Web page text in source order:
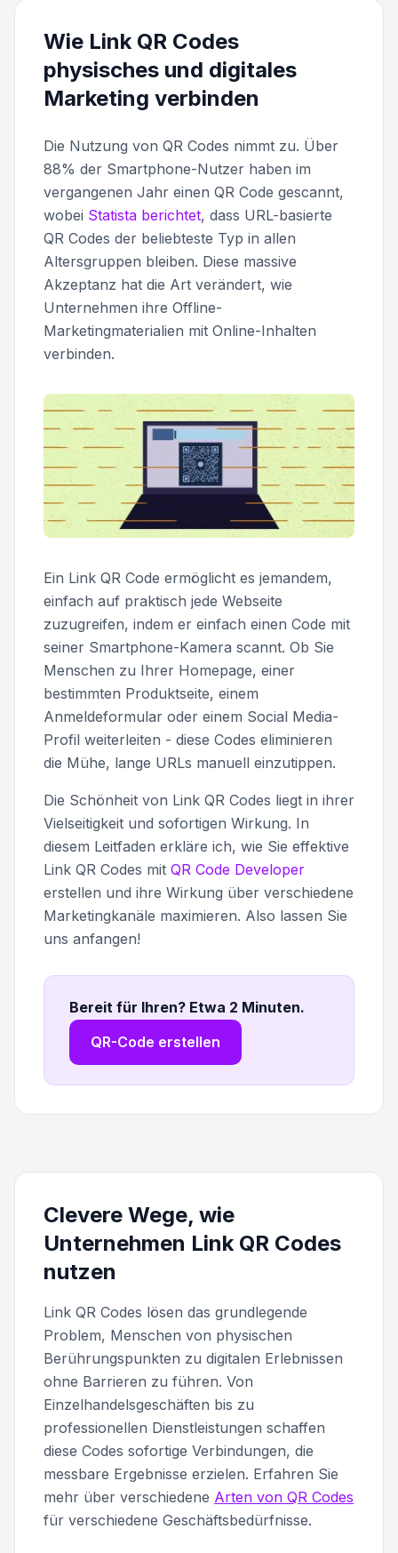
Wie Link QR Codes
physisches und digitales
Marketing verbinden
Die Nutzung von QR Codes nimmt zu. Über
88% der Smartphone-Nutzer haben im
vergangenen Jahr einen QR Code gescannt,
wobei Statista berichtet, dass URL-basierte
QR Codes der beliebteste Typ in allen
Altersgruppen bleiben. Diese massive
Akzeptanz hat die Art verändert, wie
Unternehmen ihre Offline-
Marketingmaterialien mit Online-Inhalten
verbinden.
Ein Link QR Code ermöglicht es jemandem,
einfach auf praktisch jede Webseite
zuzugreifen, indem er einfach einen Code mit
seiner Smartphone-Kamera scannt. Ob Sie
Menschen zu Ihrer Homepage, einer
bestimmten Produktseite, einem
Anmeldeformular oder einem Social Media-
Profil weiterleiten - diese Codes eliminieren
die Mühe, lange URLs manuell einzutippen.
Die Schönheit von Link QR Codes liegt in ihrer
Vielseitigkeit und sofortigen Wirkung. In
diesem Leitfaden erkläre ich, wie Sie effektive
Link QR Codes mit QR Code Developer
erstellen und ihre Wirkung über verschiedene
Marketingkanäle maximieren. Also lassen Sie
uns anfangen!
Bereit für Ihren? Etwa 2 Minuten.
QR-Code erstellen
Clevere Wege, wie
Unternehmen Link QR Codes
nutzen
Link QR Codes lösen das grundlegende
Problem, Menschen von physischen
Berührungspunkten zu digitalen Erlebnissen
ohne Barrieren zu führen. Von
Einzelhandelsgeschäften bis zu
professionellen Dienstleistungen schaffen
diese Codes sofortige Verbindungen, die
messbare Ergebnisse erzielen. Erfahren Sie
mehr über verschiedene Arten von QR Codes
für verschiedene Geschäftsbedürfnisse.